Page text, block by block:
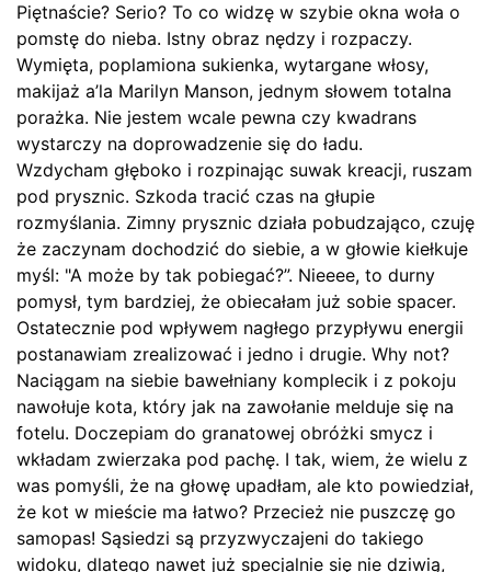
Piętnaście? Serio? To co widzę w szybie okna woła o
pomstę do nieba. Istny obraz nędzy i rozpaczy.
Wymięta, poplamiona sukienka, wytargane włosy,
makijaż a’la Marilyn Manson, jednym słowem totalna
porażka. Nie jestem wcale pewna czy kwadrans
wystarczy na doprowadzenie się do ładu.
Wzdycham głęboko i rozpinając suwak kreacji, ruszam
pod prysznic. Szkoda tracić czas na głupie
rozmyślania. Zimny prysznic działa pobudzająco, czuję
że zaczynam dochodzić do siebie, a w głowie kiełkuje
myśl: "A może by tak pobiegać?”. Nieeee, to durny
pomysł, tym bardziej, że obiecałam już sobie spacer.
Ostatecznie pod wpływem nagłego przypływu energii
postanawiam zrealizować i jedno i drugie. Why not?
Naciągam na siebie bawełniany komplecik i z pokoju
nawołuje kota, który jak na zawołanie melduje się na
fotelu. Doczepiam do granatowej obróżki smycz i
wkładam zwierzaka pod pachę. I tak, wiem, że wielu z
was pomyśli, że na głowę upadłam, ale kto powiedział,
że kot w mieście ma łatwo? Przecież nie puszczę go
samopas! Sąsiedzi są przyzwyczajeni do takiego
widoku, dlatego nawet już specjalnie się nie dziwią,